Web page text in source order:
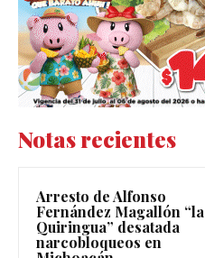
Notas recientes
Arresto de Alfonso
Fernández Magallón “la
Quiringua” desatada
narcobloqueos en